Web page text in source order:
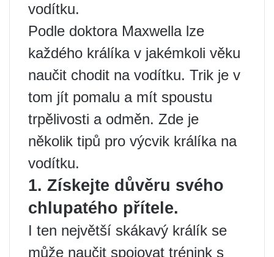
vodítku.
Podle doktora Maxwella lze
každého králíka v jakémkoli věku
naučit chodit na vodítku. Trik je v
tom jít pomalu a mít spoustu
trpělivosti a odměn. Zde je
několik tipů pro výcvik králíka na
vodítku.
1. Získejte důvěru svého
chlupatého přítele.
I ten největší skákavý králík se
může naučit spojovat trénink s